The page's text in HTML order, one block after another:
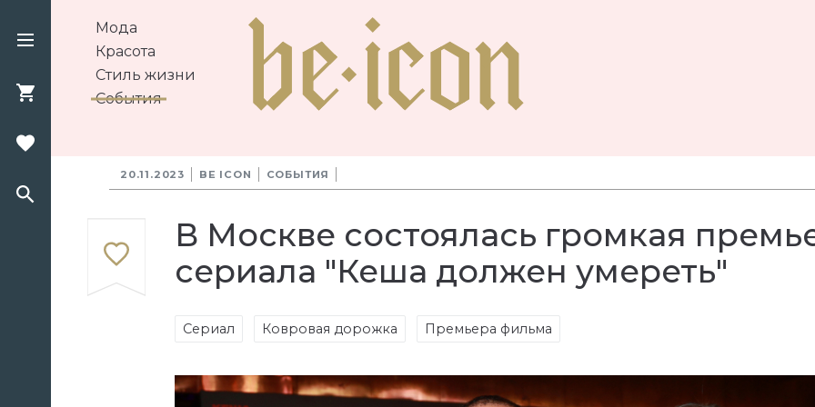
Мода
Красота
Стиль жизни
События
20.11.2023 BE ICON СОБЫТИЯ
В Москве состоялась громкая
сериала "Кеша должен умереть"
Сериал Ковровая дорожка Премьера фильма